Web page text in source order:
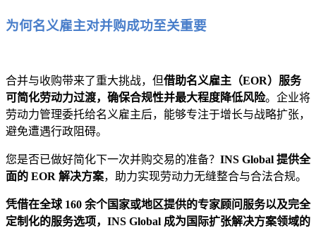
为何名义雇主对并购成功至关重要
合并与收购带来了重大挑战，但借助名义雇主（EOR）服务
可简化劳动力过渡，确保合规性并最大程度降低风险。企业将
劳动力管理委托给名义雇主后，能够专注于增长与战略扩张，
避免遭遇行政阻碍。
您是否已做好简化下一次并购交易的准备？ INS Global 提供全
面的 EOR 解决方案，助力实现劳动力无缝整合与合法合规。
凭借在全球 160 余个国家或地区提供的专家顾问服务以及完全
定制化的服务选项，INS Global 成为国际扩张解决方案领域的